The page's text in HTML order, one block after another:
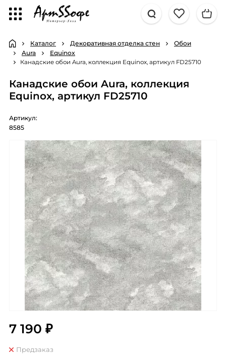
Каталог Декоративная отделка стен
Обои
Aura
Equinox
Канадские обои Aura, коллекция Equinox, артикул FD25710
Канадские обои Aura, коллекция
Equinox, артикул FD25710
Артикул:
8585
7 190 ₽
Предзаказ